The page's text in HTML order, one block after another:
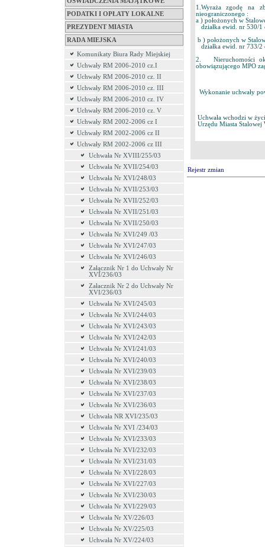
PODATKI I OPŁATY LOKALNE
PREZYDENT MIASTA
RADA MIEJSKA
Komunikaty Biura Rady Miejskiej
Uchwały RM 2006-2010 cz.I
Uchwały RM 2006-2010 cz. II
Uchwały RM 2006-2010 cz. III
Uchwały RM 2006-2010 cz. IV
Uchwały RM 2006-2010 cz. V
Uchwały RM 2002-2006 cz I
Uchwały RM 2002-2006 cz II
Uchwały RM 2002-2006 cz III
Uchwała Nr XVIII/255/03
Uchwała Nr XVII/254/03
Uchwała Nr XVI/248/03
Uchwała Nr XVII/253/03
Uchwała Nr XVII/252/03
Uchwała Nr XVII/251/03
Uchwała Nr XVII/250/03
Uchwała Nr XVI/249 /03
Uchwała Nr XVI/247/03
Uchwała Nr XVI/246/03
Załącznik Nr 1 do Uchwały Nr
XVI/236/03
Załacznik Nr 2 do Uchwały Nr
XVI/236/03
Uchwała Nr XVI/245/03
Uchwała Nr XVI/244/03
Uchwała Nr XVI/243/03
Uchwała Nr XVI/242/03
Uchwała Nr XVI/241/03
Uchwała Nr XVI/240/03
Uchwała Nr XVI/239/03
Uchwała Nr XVI/238/03
Uchwała Nr XVI/237/03
Uchwała Nr XVI/236/03
Uchwała NR XVI/235/03
Uchwała Nr XVI /234/03
Uchwała Nr XVI/233/03
Uchwała Nr XVI/232/03
Uchwała Nr XVI/231/03
Uchwała Nr XVI/228/03
Uchwała Nr XVI/227/03
Uchwała Nr XVI/230/03
Uchwała Nr XVI/229/03
Uchwała Nr XV/226/03
Uchwała Nr XV/225/03
Uchwała Nr XV/224/03
1.Wyraża zgodę na
nieograniczonego :
a ) położonych w
działka ewid. nr 530/1
b ) położonych w
działka ewid. nr 733/2
2. Nieruchomości
obowiązującego MPO
Wykonanie uchwały
Uchwała wchodzi w
Urzędu Miasta Stalowej
Rejestr zmian